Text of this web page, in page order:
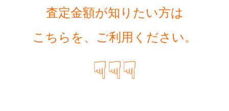
査定金額が知りたい方は
こちらを、ご利用ください。
☟☟☟